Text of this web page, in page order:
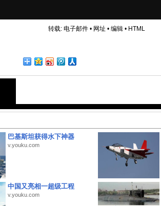
转载: 电子邮件• 网址 • 编辑• HTML
巴基斯坦获得水下神器
v.youku.com
中国又亮相一超级工程
v.youku.com